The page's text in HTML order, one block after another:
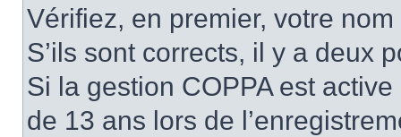
Vérifiez, en premier, votre
S’ils sont corrects, il y a deux
Si la gestion COPPA est
de 13 ans lors de